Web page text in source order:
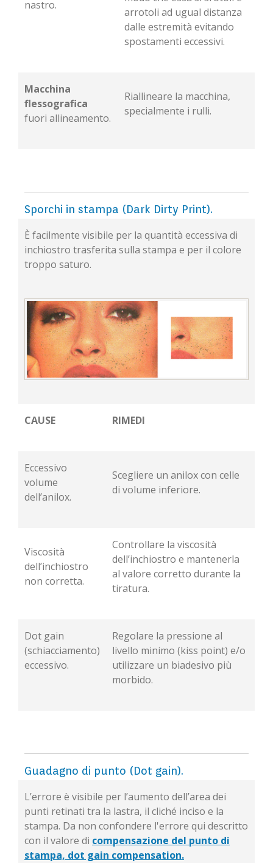
nastro.
arrotoli ad ugual distanza
dalle estremità evitando
spostamenti eccessivi.
Macchina
flessografica
fuori allineamento.
Riallineare la macchina,
specialmente i rulli.
Sporchi in stampa (Dark Dirty Print).
È facilmente visibile per la quantità eccessiva di
inchiostro trasferita sulla stampa e per il colore
troppo saturo.
CAUSE RIMEDI
Eccessivo
volume
dell’anilox.
Scegliere un anilox con celle
di volume inferiore.
Viscosità
dell’inchiostro
non corretta.
Controllare la viscosità
dell’inchiostro e mantenerla
al valore corretto durante la
tiratura.
Dot gain
(schiacciamento)
eccessivo.
Regolare la pressione al
livello minimo (kiss point) e/o
utilizzare un biadesivo più
morbido.
Guadagno di punto (Dot gain).
L’errore è visibile per l’aumento dell’area dei
punti retinati tra la lastra, il cliché inciso e la
stampa. Da non confondere l'errore qui descritto
con il valore di compensazione del punto di
stampa, dot gain compensation.